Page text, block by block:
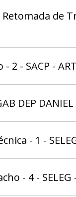
de
- 2 - SACP -
DEP
- 1 -
- 4 - SELEG